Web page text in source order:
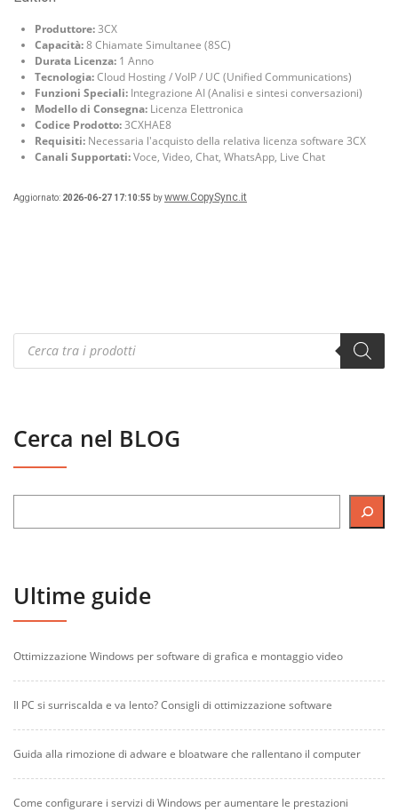
Produttore:3CX
Capacità:8 Chiamate Simultanee (8SC)
Durata Licenza: 1 Anno
Tecnologia:Cloud Hosting / VoIP / UC (Unified Communications)
Funzioni Speciali: Integrazione AI (Analisi e sintesi conversazioni)
Modello di Consegna: Licenza Elettronica
Codice Prodotto:3CXHAE8
Requisiti: Necessaria l'acquisto della relativa licenza software 3CX
Canali Supportati:Voce, Video, Chat, WhatsApp, Live Chat
Aggiornato: 2026-06-27 17:10:55 bywww.CopySync.it
Products
search
Cerca nel BLOG
Ultime guide
Ottimizzazione Windows per software di grafica e montaggio video
Il PC si surriscalda e va lento? Consigli di ottimizzazione software
Guida alla rimozione di adware e bloatware che rallentano il computer
Come configurare i servizi di Windows per aumentare le prestazioni